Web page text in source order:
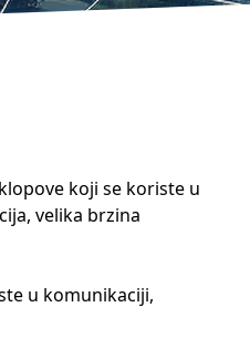
koji se koriste u
velika brzina
u komunikaciji,